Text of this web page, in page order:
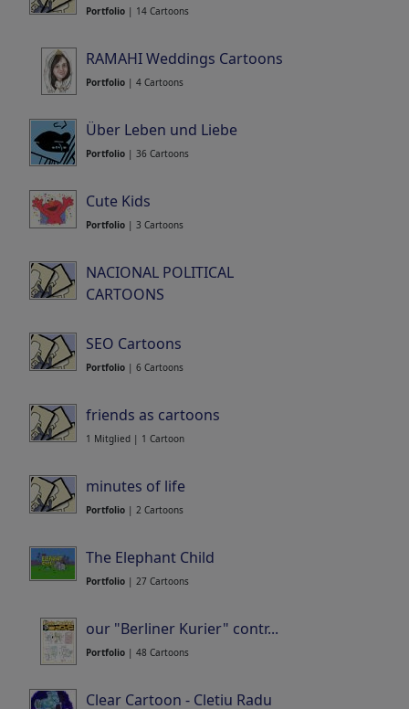
Portfolio | 14 Cartoons
RAMAHI Weddings Cartoons
Portfolio | 4 Cartoons
Über Leben und Liebe
Portfolio | 36 Cartoons
Cute Kids
Portfolio | 3 Cartoons
NACIONAL POLITICAL
CARTOONS
SEO Cartoons
Portfolio | 6 Cartoons
friends as cartoons
1 Mitglied | 1 Cartoon
minutes of life
Portfolio | 2 Cartoons
The Elephant Child
Portfolio | 27 Cartoons
our "Berliner Kurier" contr...
Portfolio | 48 Cartoons
Clear Cartoon - Cletiu Radu